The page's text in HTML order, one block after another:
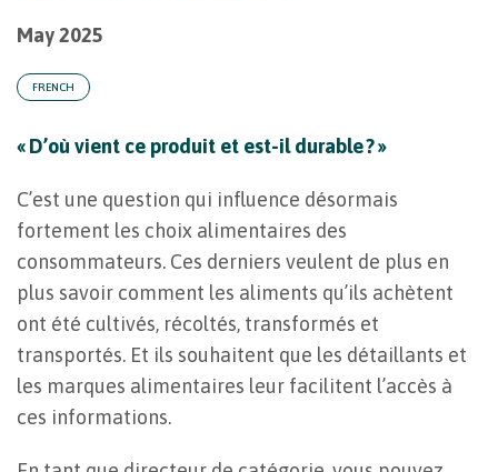
May 2025
FRENCH
« D’où vient ce produit et est-il durable ? »
C’est une question qui influence désormais
fortement les choix alimentaires des
consommateurs. Ces derniers veulent de plus en
plus savoir comment les aliments qu’ils achètent
ont été cultivés, récoltés, transformés et
transportés. Et ils souhaitent que les détaillants et
les marques alimentaires leur facilitent l’accès à
ces informations.